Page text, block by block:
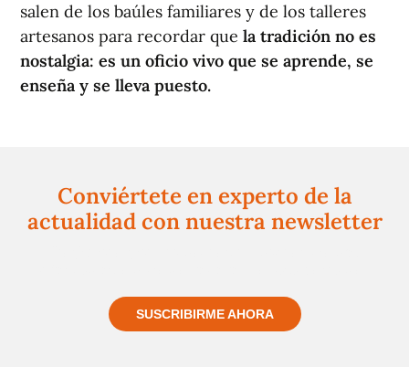
salen de los baúles familiares y de los talleres
artesanos para recordar que la tradición no es
nostalgia: es un oficio vivo que se aprende, se
enseña y se lleva puesto.
Conviértete en experto de la
actualidad con nuestra newsletter
SUSCRIBIRME AHORA